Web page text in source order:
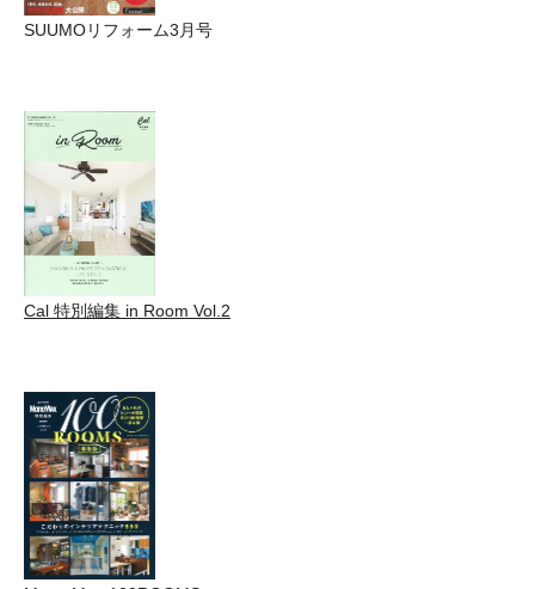
SUUMOリフォーム3月号
Cal 特別編集 in Room Vol.2